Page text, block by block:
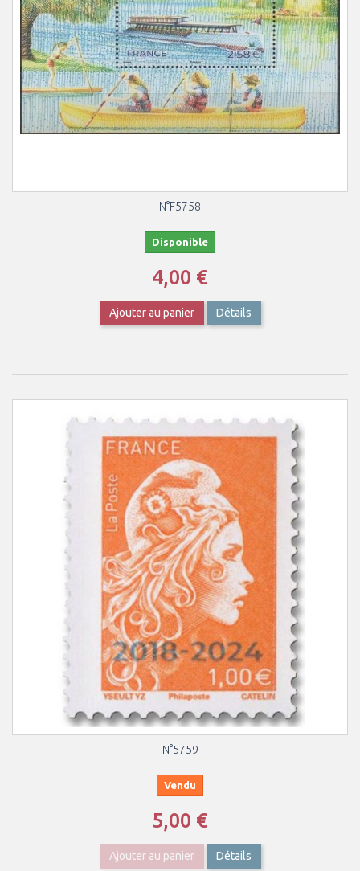
N°F5758
Disponible
4,00 €
Ajouter au panier Détails
N°5759
Vendu
5,00 €
Ajouter au panier Détails